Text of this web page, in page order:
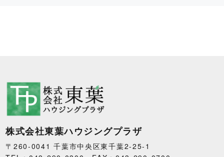
株式会社東葉ハウジングプラザ
〒260-0041 千葉市中央区東千葉2-25-1